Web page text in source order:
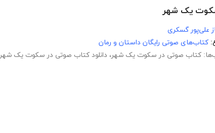
یک شهر
علی‌پور گسکری
کتاب‌های صوتی رایگان داستان و رمان
کتاب صوتی در سکوت یک شهر، دانلود کتاب صوتی در سکوت یک شهر